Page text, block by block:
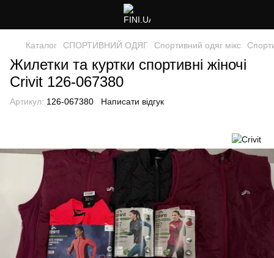
Каталог СПОРТИВНИЙ ОДЯГ Спортивний одяг мікс
Жилетки та куртки спортивні жіночі
Crivit 126-067380
Артикул: 126-067380 Написати відгук